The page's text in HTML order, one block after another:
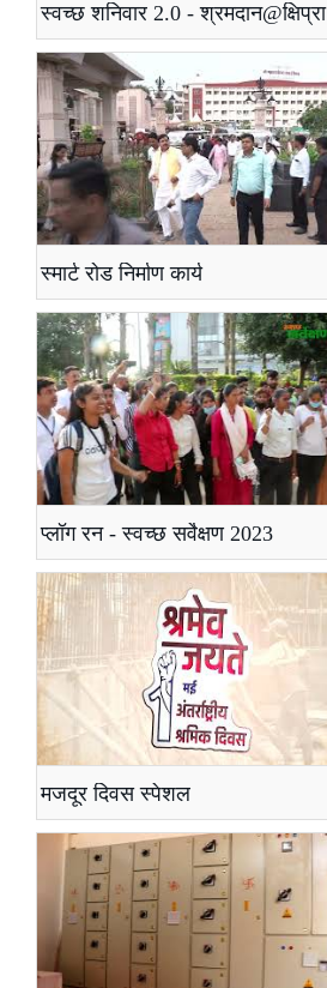
स्वच्छ शनिवार 2.0 - श्रमदान@क्षिप्रा
स्मार्ट रोड निर्माण कार्य
प्लॉग रन - स्वच्छ सर्वेक्षण 2023
मजदूर दिवस स्पेशल